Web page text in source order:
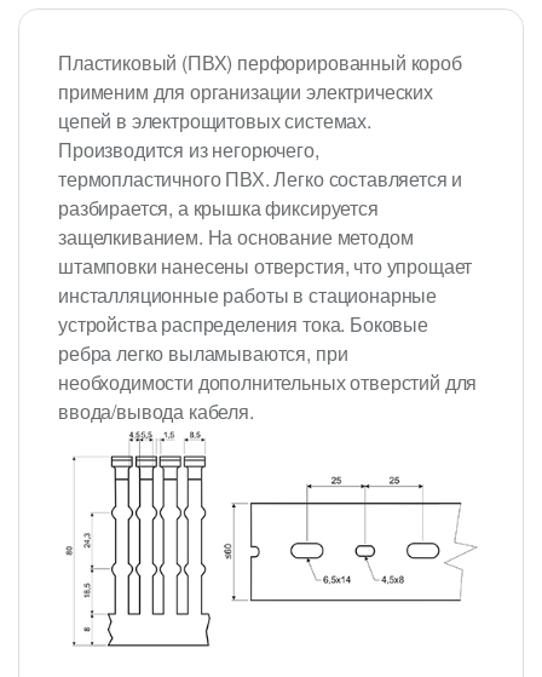
Пластиковый (ПВХ) перфорированный короб
применим для организации электрических
цепей в электрощитовых системах.
Производится из негорючего,
термопластичного ПВХ. Легко составляется и
разбирается, а крышка фиксируется
защелкиванием. На основание методом
штамповки нанесены отверстия, что упрощает
инсталляционные работы в стационарные
устройства распределения тока. Боковые
ребра легко выламываются, при
необходимости дополнительных отверстий для
ввода/вывода кабеля.